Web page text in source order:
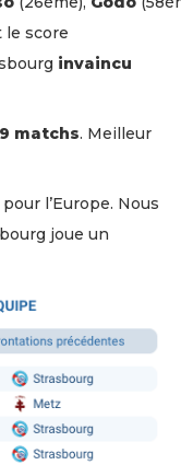
le score
invaincu
matchs. Meilleur
l’Europe. Nous
joue un